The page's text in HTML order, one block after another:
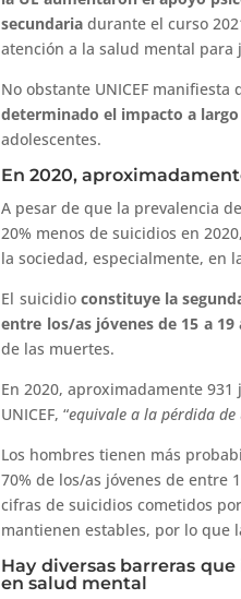
secundaria durante el curso
atención a la salud mental para
No obstante UNICEF
determinado el impacto a
adolescentes.
En 2020,
A pesar de que la prevalencia
20% menos de suicidios en
la sociedad, especialmente, en
El suicidio constituye la
entre los/as jóvenes de 15 a 19
de las muertes.
En 2020, aproximadamente
UNICEF, “equivale a la pérdida de
Los hombres tienen más
70% de los/as jóvenes de entre
cifras de suicidios cometidos
mantienen estables, por lo que
Hay diversas barreras
en salud mental